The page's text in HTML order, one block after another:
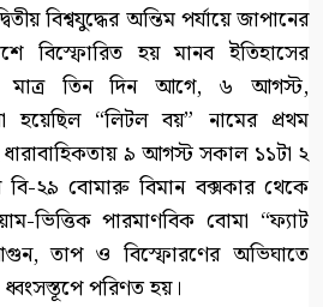
বিশ্বযুদ্ধের অন্তিম পর্যায়ে জাপানের
বিস্ফোরিত হয় মানব ইতিহাসের
মাত্র তিন দিন আগে, ৬ আগস্ট,
হয়েছিল “লিটল বয়” নামের প্রথম
৯ আগস্ট সকাল ১১টা ২
বি-২৯ বোমারু বিমান বক্সকার থেকে
ভিত্তিক পারমাণবিক বোমা “ফ্যাট
তাপ ও বিস্ফোরণের অভিঘাতে
ধ্বংসস্তূপে পরিণত হয়।